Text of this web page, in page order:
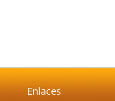
Enlaces